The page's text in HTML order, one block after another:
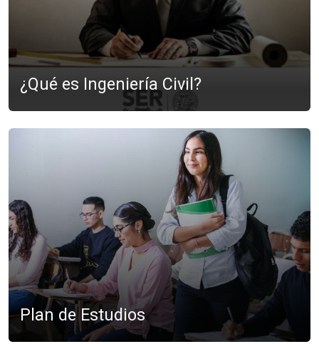
¿Qué es Ingeniería Civil?
Plan de Estudios